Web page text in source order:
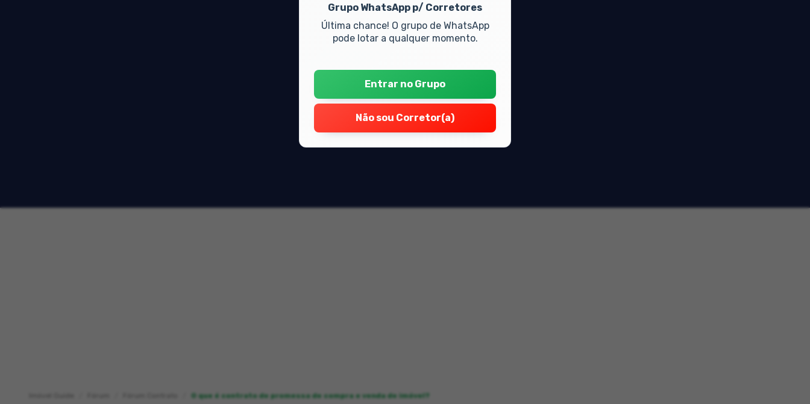
Grupo WhatsApp p/ Corretores
Última chance! O grupo de WhatsApp
pode lotar a qualquer momento.
Entrar no Grupo
Não sou Corretor(a)
O que é contrato de promessa de compra e venda de imóvel?